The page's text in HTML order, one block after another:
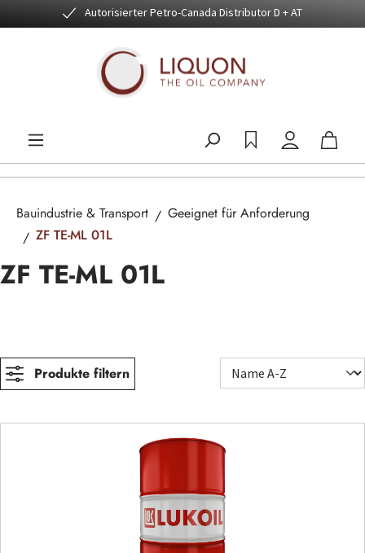
Zum Hauptinhalt springenAutorisierter Petro-Canada Distributor D + AT
Bauindustrie & Transport
Geeignet für Anforderung
ZF TE-ML 01L
ZF TE-ML 01L
Produkte filtern